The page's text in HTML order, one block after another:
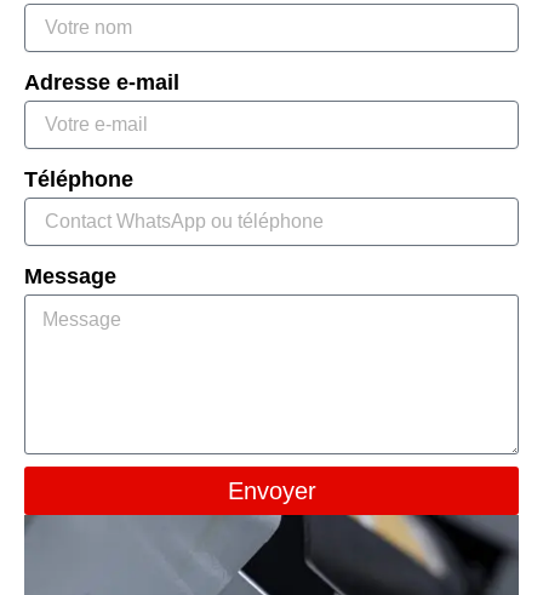
Adresse e-mail
Téléphone
Message
Envoyer